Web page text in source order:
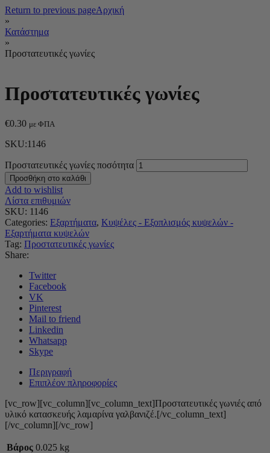
Return to previous pageΑρχική
»
Κατάστημα
»
Προστατευτικές γωνίες
Προστατευτικές γωνίες
€0.30 με ΦΠΑ
SKU:1146
Προστατευτικές γωνίες ποσότητα
Προσθήκη στο καλάθι
Add to wishlist
Λίστα επιθυμιών
SKU: 1146
Categories: Εξαρτήματα, Κυψέλες - Εξοπλισμός κυψελών -
Εξαρτήματα κυψελών
Tag: Προστατευτικές γωνίες
Share:
Twitter
Facebook
VK
Pinterest
Mail to friend
Linkedin
Whatsapp
Skype
Περιγραφή
Επιπλέον πληροφορίες
[vc_row][vc_column][vc_column_text]Προστατευτικές γωνιές από
υλικό κατασκευής λαμαρίνα γαλβανιζέ.[/vc_column_text]
[/vc_column][/vc_row]
Βάρος 0.025 kg